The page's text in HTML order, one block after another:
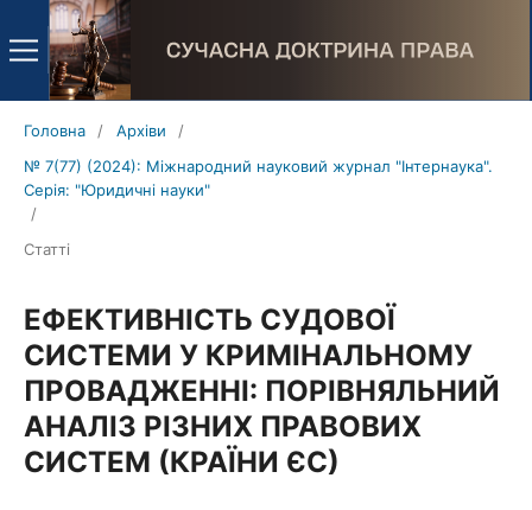
Головна / Архіви
/
№ 7(77) (2024): Міжнародний науковий журнал "Інтернаука".
Серія: "Юридичні науки"
/
Статті
ЕФЕКТИВНІСТЬ СУДОВОЇ
СИСТЕМИ У КРИМІНАЛЬНОМУ
ПРОВАДЖЕННІ: ПОРІВНЯЛЬНИЙ
АНАЛІЗ РІЗНИХ ПРАВОВИХ
СИСТЕМ (КРАЇНИ ЄС)